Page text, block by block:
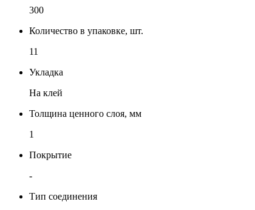
300
Количество в упаковке, шт.
11
Укладка
На клей
Толщина ценного слоя, мм
1
Покрытие
-
Тип соединения